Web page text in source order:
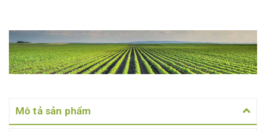
Mô tả sản phẩm